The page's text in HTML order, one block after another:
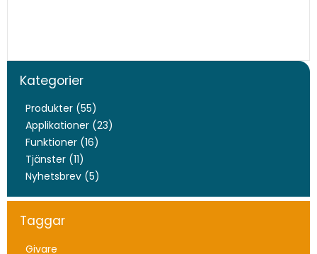
Kategorier
Produkter (55)
Applikationer (23)
Funktioner (16)
Tjänster (11)
Nyhetsbrev (5)
Taggar
Givare